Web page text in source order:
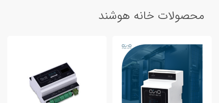
محصولات خانه هوشند
دستگاه آزمایشگاه
سنسور و ابزار اندازه گیری
کلید و پریز هوشمند
محصولات صنعتی